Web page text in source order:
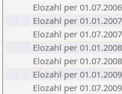
Elozahl per 01.07.2006
Elozahl per 01.01.2007
Elozahl per 01.07.2007
Elozahl per 01.01.2008
Elozahl per 01.07.2008
Elozahl per 01.01.2009
Elozahl per 01.07.2009